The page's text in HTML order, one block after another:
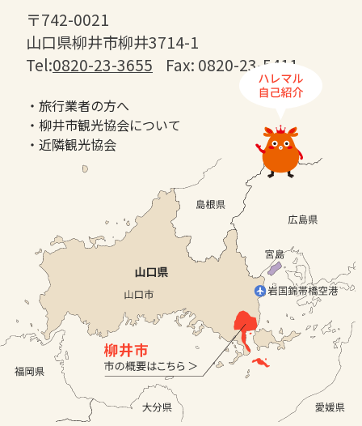
〒742-0021
山口県柳井市柳井3714-1
Tel:0820-23-3655 Fax: 0820-23-5411
・旅行業者の方へ
・柳井市観光協会について
・近隣観光協会